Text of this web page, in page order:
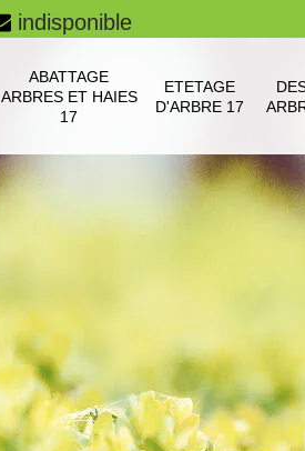
indisponible
ABATTAGE
ARBRES ET HAIES
17
ETETAGE
D'ARBRE 17